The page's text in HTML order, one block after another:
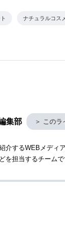
ナチュラルコス
集部 ＞ このラ
介するWEBメディ
を担当するチームで